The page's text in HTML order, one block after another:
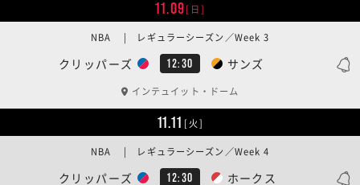
11.09[日]
クリッパーズ 12:30 サンズ
NBA | レギュラーシーズン／Week 3
インテュイット・ドーム
11.11 [火]
クリッパーズ 12:30 ホークス
NBA | レギュラーシーズン／Week 4